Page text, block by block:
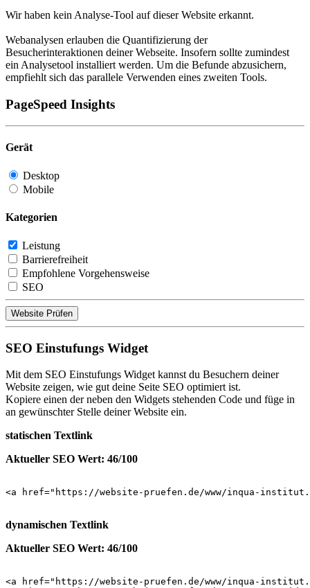
Wir haben kein Analyse-Tool auf dieser Website erkannt.
Webanalysen erlauben die Quantifizierung der
Besucherinteraktionen deiner Webseite. Insofern sollte zumindest
ein Analysetool installiert werden. Um die Befunde abzusichern,
empfiehlt sich das parallele Verwenden eines zweiten Tools.
PageSpeed Insights
Gerät
Desktop
Mobile
Kategorien
Leistung
Barrierefreiheit
Empfohlene Vorgehensweise
SEO
Website Prüfen
SEO Einstufungs Widget
Mit dem SEO Einstufungs Widget kannst du Besuchern deiner
Website zeigen, wie gut deine Seite SEO optimiert ist.
Kopiere einen der neben den Widgets stehenden Code und füge in
an gewünschter Stelle deiner Website ein.
statischen Textlink
Aktueller SEO Wert: 46/100
<a href="https://website-pruefen.de/www/inqua-
dynamischen Textlink
Aktueller SEO Wert: 46/100
<a href="https://website-pruefen.de/www/inqua-